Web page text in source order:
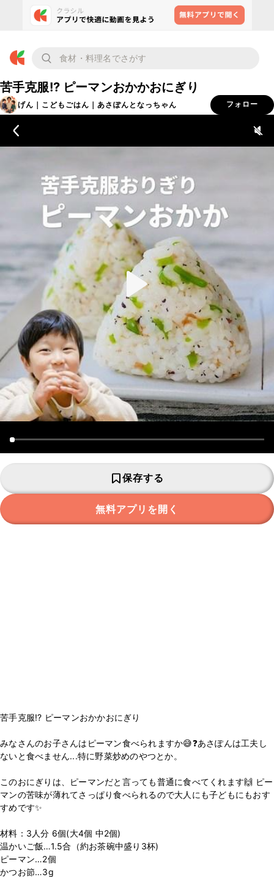
苦手克服!? ピーマンおかかおにぎり
げん｜こどもごはん｜あさぽんとなっちゃん フォロー
保存する
無料アプリを開く
苦手克服!? ピーマンおかかおにぎり
みなさんのお子さんはピーマン食べられますか😅❓あさぽんは工夫し
ないと食べません...特に野菜炒めのやつとか。
このおにぎりは、ピーマンだと言っても普通に食べてくれます🙌 ピー
マンの苦味が薄れてさっぱり食べられるので大人にも子どもにもおす
すめです✨
材料：3人分 6個(大4個 中2個)
温かいご飯…1.5合（約お茶碗中盛り3杯)
ピーマン…2個
かつお節…3g